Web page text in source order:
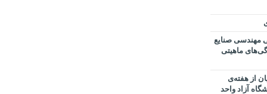
مهندسی صنایع
ماهیتی
از هفته‌ی
آزاد واحد